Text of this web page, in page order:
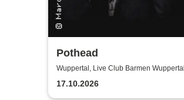
Pothead
Wuppertal, Live Club Barmen Wuppertal
17.10.2026